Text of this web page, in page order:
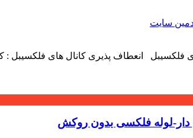
سایت
فلکسیبل انعطاف پذیری کانال های فلکسیبل :
لوله فلکسی بدون روکش